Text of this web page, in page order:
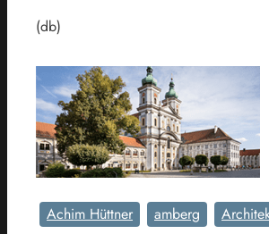
(db)
Achim Hüttner amberg